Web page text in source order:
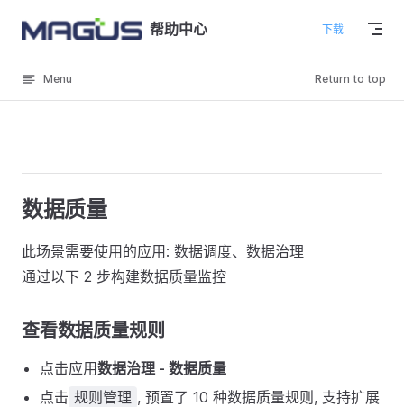
Skip to content 帮助中心 下载
Menu Return to top
数据质量
此场景需要使用的应用: 数据调度、数据治理
通过以下 2 步构建数据质量监控
查看数据质量规则
点击应用数据治理 - 数据质量
点击 规则管理 , 预置了 10 种数据质量规则, 支持扩展